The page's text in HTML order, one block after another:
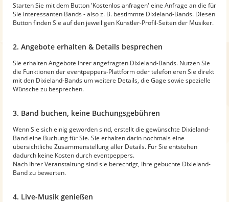
Starten Sie mit dem Button 'Kostenlos anfragen' eine Anfrage an die für
Sie interessanten Bands - also z. B. bestimmte Dixieland-Bands. Diesen
Button finden Sie auf den jeweiligen Künstler-Profil-Seiten der Musiker.
2. Angebote erhalten & Details besprechen
Sie erhalten Angebote Ihrer angefragten Dixieland-Bands. Nutzen Sie
die Funktionen der eventpeppers-Plattform oder telefonieren Sie direkt
mit den Dixieland-Bands um weitere Details, die Gage sowie spezielle
Wünsche zu besprechen.
3. Band buchen, keine Buchungsgebühren
Wenn Sie sich einig geworden sind, erstellt die gewünschte Dixieland-
Band eine Buchung für Sie. Sie erhalten darin nochmals eine
übersichtliche Zusammenstellung aller Details. Für Sie entstehen
dadurch keine Kosten durch eventpeppers.
Nach Ihrer Veranstaltung sind sie berechtigt, Ihre gebuchte Dixieland-
Band zu bewerten.
4. Live-Musik genießen